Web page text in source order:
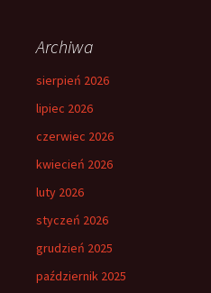
Archiwa
sierpień 2026
lipiec 2026
czerwiec 2026
kwiecień 2026
luty 2026
styczeń 2026
grudzień 2025
październik 2025